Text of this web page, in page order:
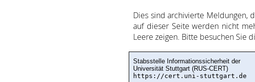
Dies sind ar­chi­vie­rte Mel­dung­en,
auf dieser Sei­te wer­den nicht
Lee­re zei­gen. Bitte be­such­en Sie
Stabsstelle Informationssicherheit der
Universität Stuttgart (RUS-CERT)
https://cert.uni-stuttgart.de